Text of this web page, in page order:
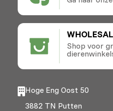
Shop voor
Hoge Eng Oost 50
3882 TN Putten